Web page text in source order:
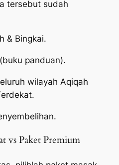
tersebut sudah
& Bingkai.
panduan).
wilayah Aqiqah
vs Paket Premium